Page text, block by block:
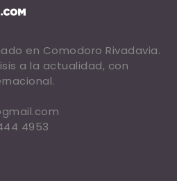
en Comodoro Rivadavia.
a la actualidad, con
4953